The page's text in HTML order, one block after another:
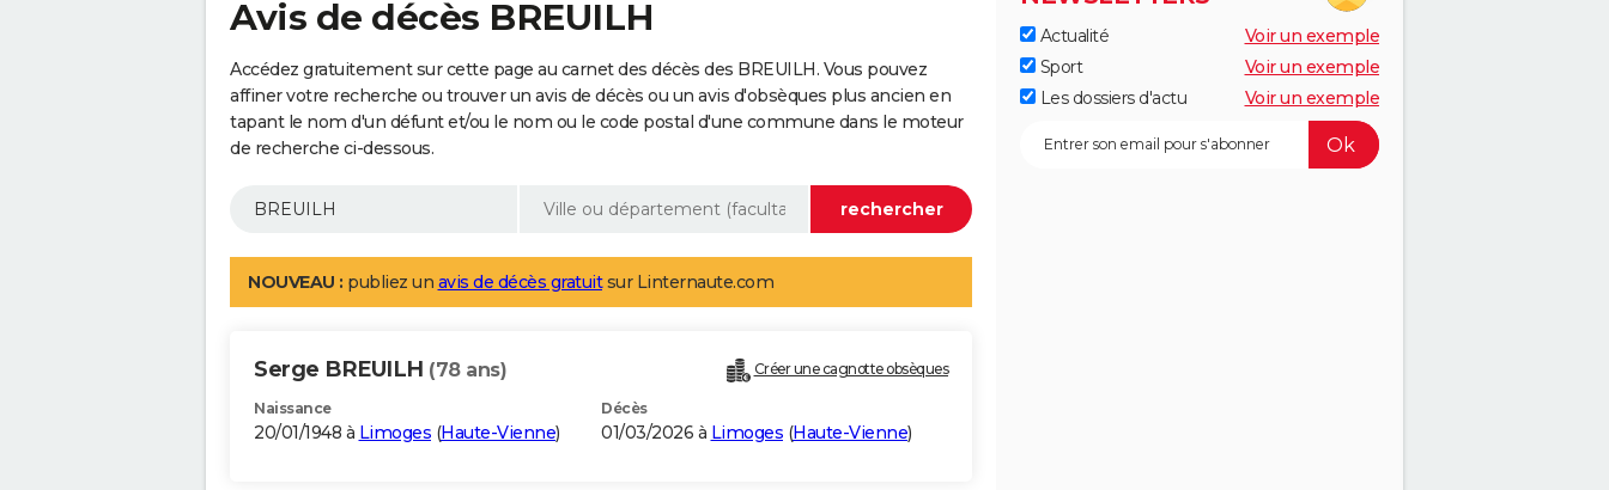
Avis de décès BREUILH
Accédez gratuitement sur cette page au carnet des décès des BREUILH. Vous pouvez
affiner votre recherche ou trouver un avis de décès ou un avis d'obsèques plus ancien en
tapant le nom d'un défunt et/ou le nom ou le code postal d'une commune dans le moteur
de recherche ci-dessous.
NOUVEAU : publiez un avis de décès gratuitsur Linternaute.com
Serge BREUILH (78 ans) Créer une cagnotte obsèques
Naissance
20/01/1948 à Limoges (Haute-Vienne)
Décès
01/03/2026 à Limoges (Haute-Vienne)
Actualité
Voir un exemple
Sport
Voir un exemple
Les dossiers d'actu
Voir un exemple